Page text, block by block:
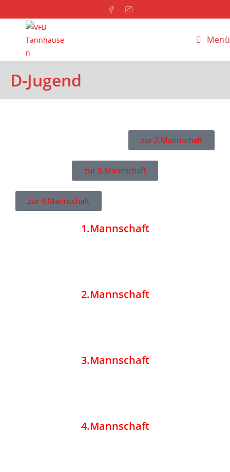
Menü
D-Jugend
zur 2.Mannschaft
zur 3.Mannschaft
zur 4.Mannschaft
1.Mannschaft
2.Mannschaft
3.Mannschaft
4.Mannschaft